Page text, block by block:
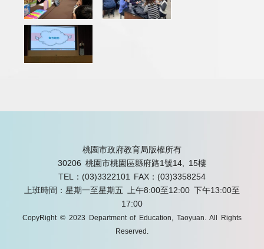
桃園市政府教育局版權所有
30206 桃園市桃園區縣府路1號14, 15樓
TEL：(03)3322101
FAX：(03)3358254
上班時間：星期一至星期五 上午8:00至12:00 下午13:00至
17:00
CopyRight © 2023 Department of Education, Taoyuan. All Rights
Reserved.